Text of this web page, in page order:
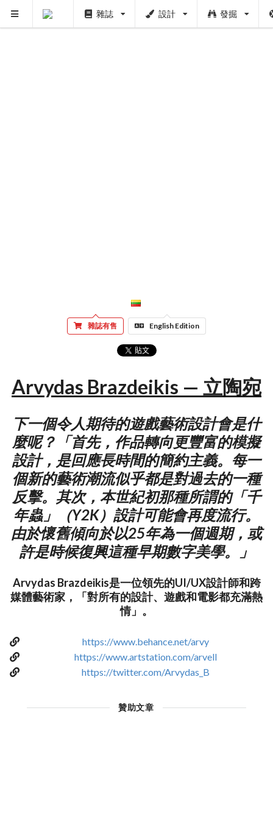
雜誌 設計 發掘
雜誌有售 English Edition
Arvydas Brazdeikis — 立陶宛
下一個令人期待的遊戲藝術設計會是什
麼呢？「首先，作品轉向更豐富的模擬
設計，是回應長時間的簡約主義。每一
個新的藝術潮流似乎都是對過去的一種
反擊。其次，本世紀初那種所謂的「千
年蟲」（Y2K）設計可能會再度流行。
由於懷舊傾向於以25年為一個週期，或
許是時候復興這種早期數字美學。」
Arvydas Brazdeikis是一位領先的UI/UX設計師和跨
媒體藝術家，「對所有的設計、遊戲和電影都充滿熱
情」。
https://www.behance.net/arvy
https://www.artstation.com/arvell
https://twitter.com/Arvydas_B
贊助文章